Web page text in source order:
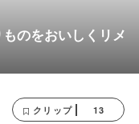
のをおいしくリメ
クリップ 13